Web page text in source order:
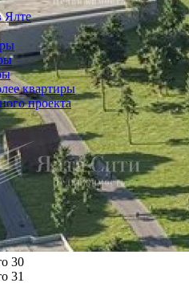
Ялте
квартиры
проекта